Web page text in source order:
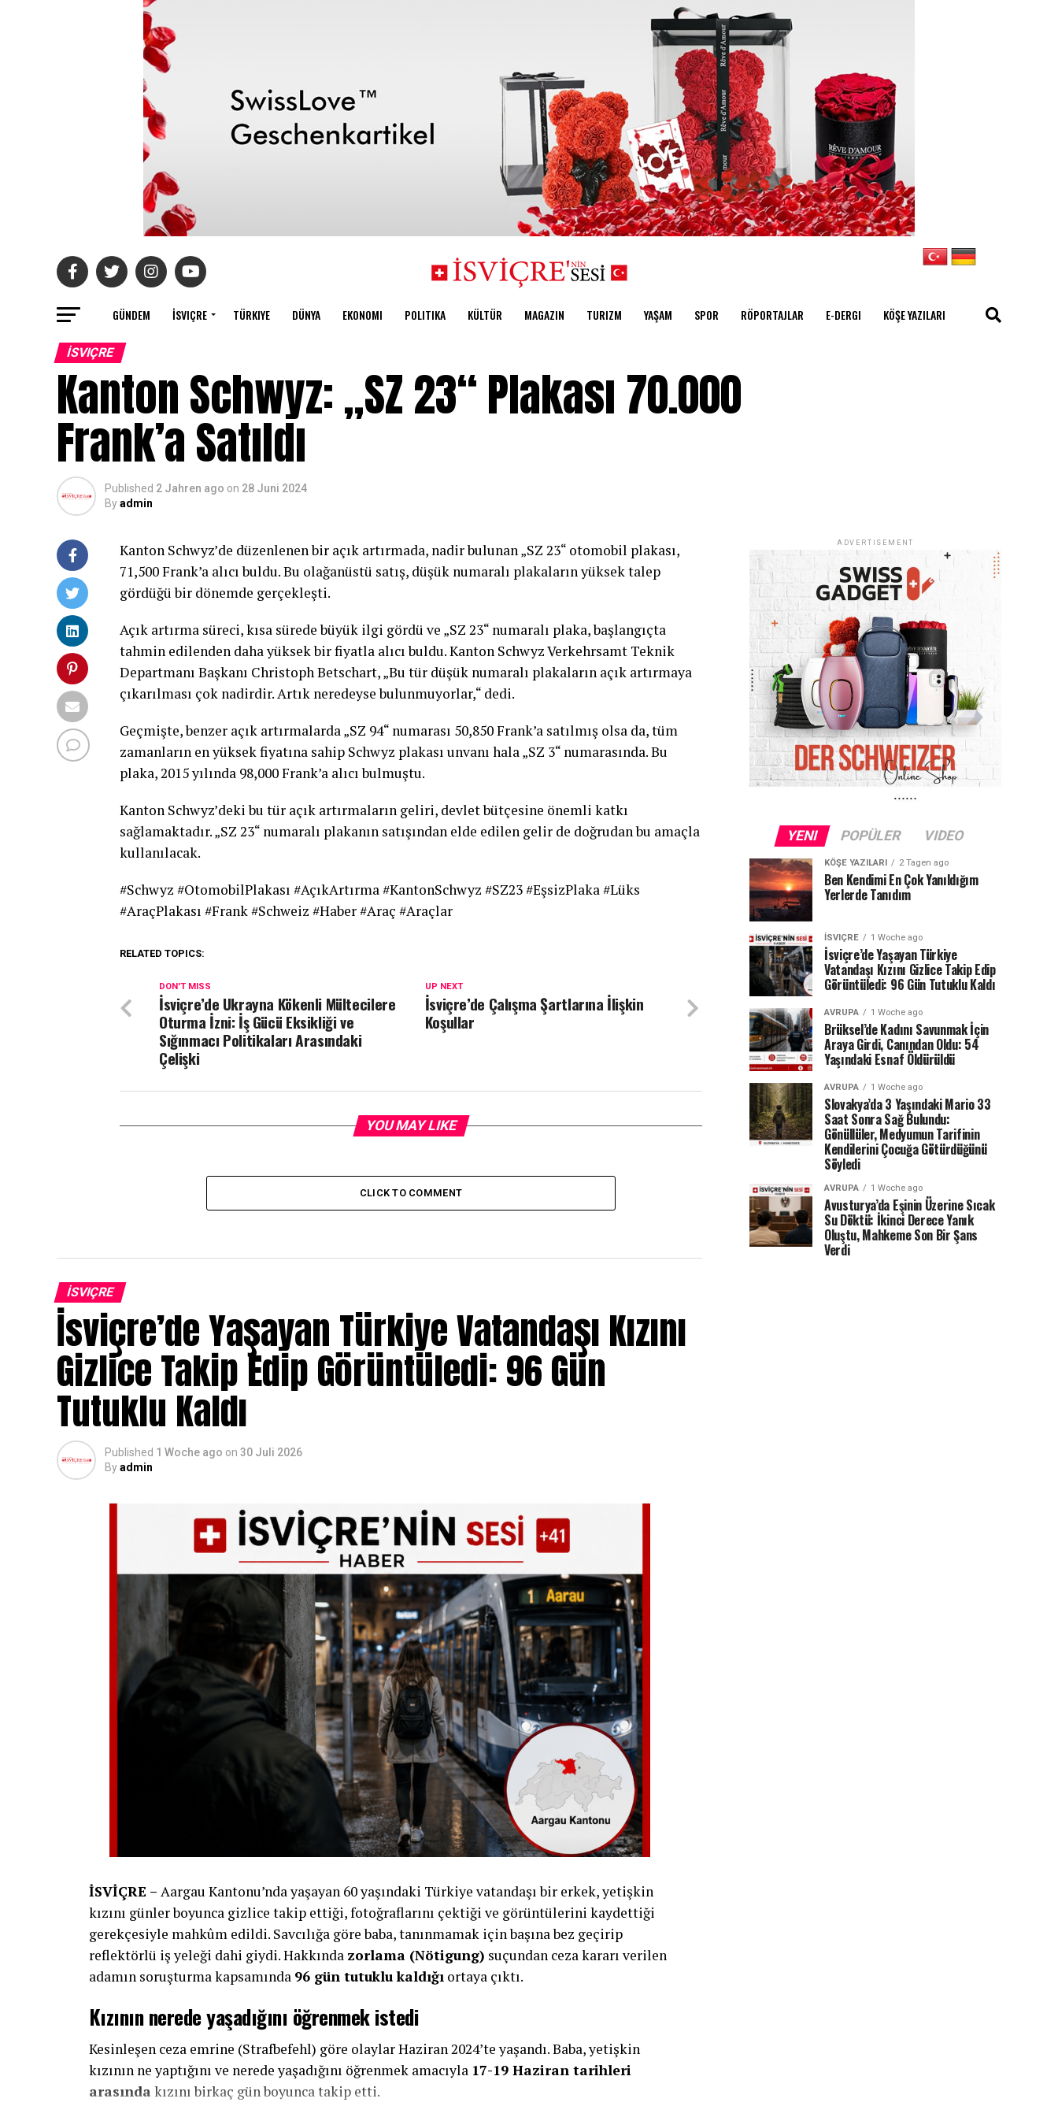
GÜNDEM İSVIÇRE TÜRKIYE DÜNYA EKONOMI POLITIKA KÜLTÜR MAGAZIN TURIZM YAŞAM SPOR RÖPORTAJLAR E-DERGI KÖŞE YAZILARI
İSVIÇRE
Kanton Schwyz: „SZ 23“ Plakası 70.000
Frank’a Satıldı
Published 2 Jahren ago on 28 Juni 2024
Byadmin
Kanton Schwyz’de düzenlenen bir açık artırmada, nadir bulunan „SZ 23“ otomobil plakası,
71,500 Frank’a alıcı buldu. Bu olağanüstü satış, düşük numaralı plakaların yüksek talep
gördüğü bir dönemde gerçekleşti.
Açık artırma süreci, kısa sürede büyük ilgi gördü ve „SZ 23“ numaralı plaka, başlangıçta
tahmin edilenden daha yüksek bir fiyatla alıcı buldu. Kanton Schwyz Verkehrsamt Teknik
Departmanı Başkanı Christoph Betschart, „Bu tür düşük numaralı plakaların açık artırmaya
çıkarılması çok nadirdir. Artık neredeyse bulunmuyorlar,“ dedi.
Geçmişte, benzer açık artırmalarda „SZ 94“ numarası 50,850 Frank’a satılmış olsa da, tüm
zamanların en yüksek fiyatına sahip Schwyz plakası unvanı hala „SZ 3“ numarasında. Bu
plaka, 2015 yılında 98,000 Frank’a alıcı bulmuştu.
Kanton Schwyz’deki bu tür açık artırmaların geliri, devlet bütçesine önemli katkı
sağlamaktadır. „SZ 23“ numaralı plakanın satışından elde edilen gelir de doğrudan bu amaçla
kullanılacak.
#Schwyz #OtomobilPlakası #AçıkArtırma #KantonSchwyz #SZ23 #EşsizPlaka #Lüks
#AraçPlakası #Frank #Schweiz #Haber #Araç #Araçlar
RELATED TOPICS:
UP NEXT
İsviçre’de Çalışma Şartlarına İlişkin
Koşullar
DON'T MISS
İsviçre’de Ukrayna Kökenli Mültecilere
Oturma İzni: İş Gücü Eksikliği ve
Sığınmacı Politikaları Arasındaki
Çelişki
YOU MAY LIKE
CLICK TO COMMENT
İSVIÇRE
İsviçre’de Yaşayan Türkiye Vatandaşı Kızını
Gizlice Takip Edip Görüntüledi: 96 Gün
Tutuklu Kaldı
Published 1 Woche ago on 30 Juli 2026
Byadmin
İSVİÇRE – Aargau Kantonu’nda yaşayan 60 yaşındaki Türkiye vatandaşı bir erkek, yetişkin
kızını günler boyunca gizlice takip ettiği, fotoğraflarını çektiği ve görüntülerini kaydettiği
gerekçesiyle mahkûm edildi. Savcılığa göre baba, tanınmamak için başına bez geçirip
reflektörlü iş yeleği dahi giydi. Hakkında zorlama (Nötigung) suçundan ceza kararı verilen
adamın soruşturma kapsamında 96 gün tutuklu kaldığı ortaya çıktı.
Kızının nerede yaşadığını öğrenmek istedi
Kesinleşen ceza emrine (Strafbefehl) göre olaylar Haziran 2024’te yaşandı. Baba, yetişkin
kızının ne yaptığını ve nerede yaşadığını öğrenmek amacıyla 17-19 Haziran tarihleri
arasında kızını birkaç gün boyunca takip etti.
ADVERTISEMENT
YENI POPÜLER VIDEO
KÖŞE YAZILARI 2 Tagen ago
Ben Kendimi En Çok Yanıldığım
Yerlerde Tanıdım
İSVIÇRE 1 Woche ago
İsviçre’de Yaşayan Türkiye
Vatandaşı Kızını Gizlice Takip Edip
Görüntüledi: 96 Gün Tutuklu Kaldı
AVRUPA 1 Woche ago
Brüksel’de Kadını Savunmak İçin
Araya Girdi, Canından Oldu: 54
Yaşındaki Esnaf Öldürüldü
AVRUPA 1 Woche ago
Slovakya’da 3 Yaşındaki Mario 33
Saat Sonra Sağ Bulundu:
Gönüllüler, Medyumun Tarifinin
Kendilerini Çocuğa Götürdüğünü
Söyledi
AVRUPA 1 Woche ago
Avusturya’da Eşinin Üzerine Sıcak
Su Döktü: İkinci Derece Yanık
Oluştu, Mahkeme Son Bir Şans
Verdi